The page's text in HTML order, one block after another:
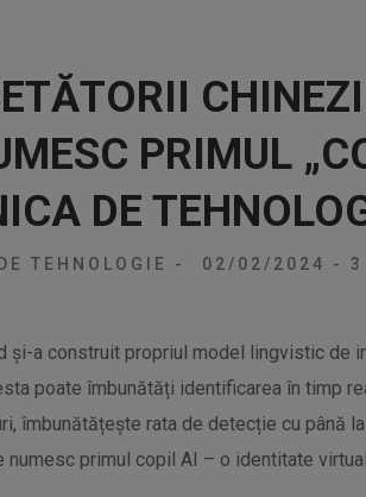
PRIMUL
DE
TEHNOLOGIE - 02/02/2024 - 3
și-a construit propriul model lingvistic de
poate îmbunătăți identificarea în timp
îmbunătățește rata de detecție cu până
numesc primul copil AI – o identitate